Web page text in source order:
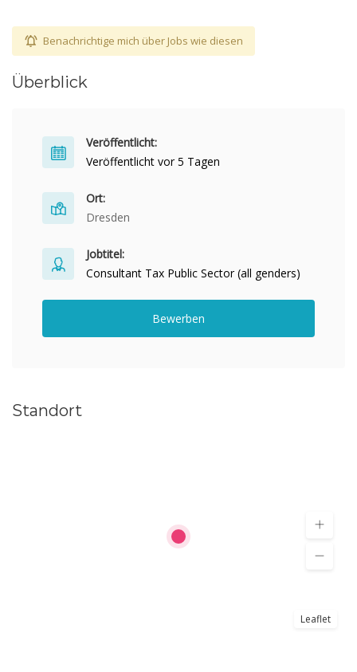
Benachrichtige mich über Jobs wie diesen
Überblick
Veröffentlicht:
Veröffentlicht vor 5 Tagen
Ort:
Dresden
Jobtitel:
Consultant Tax Public Sector (all genders)
Bewerben
Standort
Leaflet